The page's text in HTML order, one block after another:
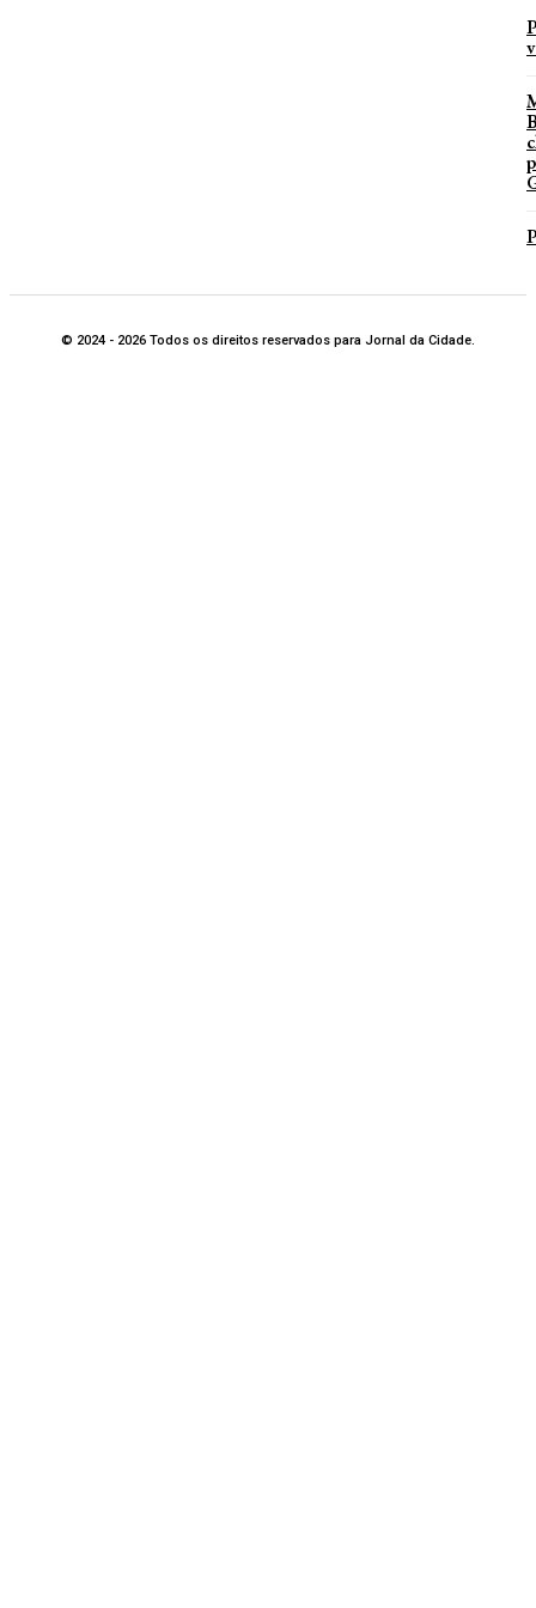
© 2024 - 2026 Todos os direitos reservados para Jornal da Cidade.